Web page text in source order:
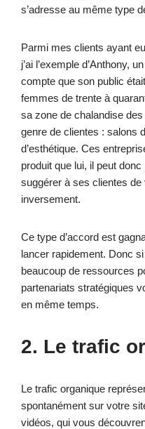
s’adresse au même type
Parmi mes clients ayant
j’ai l’exemple d’Anthony,
compte que son public
femmes de trente à
sa zone de chalandise
genre de clientes : salons
d’esthétique. Ces
produit que lui, il peut
suggérer à ses clientes
inversement.
Ce type d’accord est
lancer rapidement. Donc
beaucoup de ressources
partenariats stratégiques
en même temps.
2. Le trafic
Le trafic organique
spontanément sur votre
vidéos, qui vous